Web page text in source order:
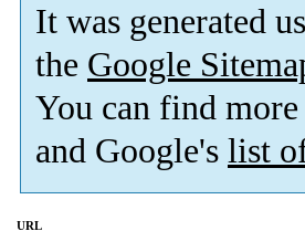
It was generated
the Google
You can find
and Google's list
URL